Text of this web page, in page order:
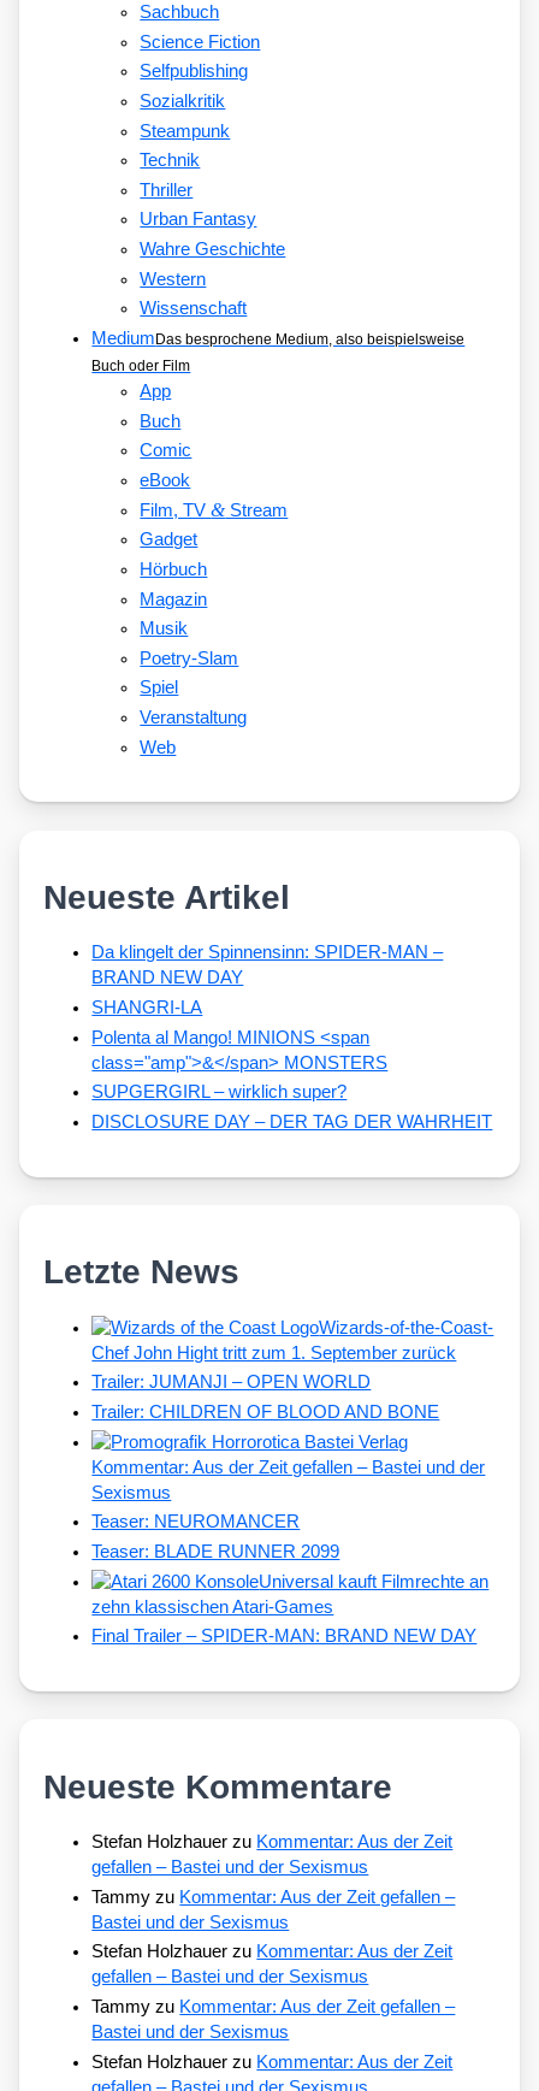
Sachbuch
Science Fiction
Selfpublishing
Sozialkritik
Steampunk
Technik
Thriller
Urban Fantasy
Wahre Geschichte
Western
Wissenschaft
Medium Das besprochene Medium, also beispielsweise
Buch oder Film
App
Buch
Comic
eBook
Film, TV&Stream
Gadget
Hörbuch
Magazin
Musik
Poetry-Slam
Spiel
Veranstaltung
Web
Neueste Artikel
Da klingelt der Spinnensinn: SPIDER-MAN –
BRAND NEW DAY
SHANGRI-LA
Polenta al Mango! MINIONS <span
class="amp">&</span> MONSTERS
SUPGERGIRL – wirklich super?
DISCLOSURE DAY – DER TAG DER WAHRHEIT
Letzte News
Wizards-of-the-Coast-
Chef John Hight tritt zum 1. September zurück
Trailer: JUMANJI – OPEN WORLD
Trailer: CHILDREN OF BLOOD AND BONE
Kommentar: Aus der Zeit gefallen – Bastei und der
Sexismus
Teaser: NEUROMANCER
Teaser: BLADE RUNNER 2099
Universal kauft Filmrechte an
zehn klassischen Atari-Games
Final Trailer – SPIDER-MAN: BRAND NEW DAY
Neueste Kommentare
Stefan Holzhauer zu Kommentar: Aus der Zeit
gefallen – Bastei und der Sexismus
Tammy zu Kommentar: Aus der Zeit gefallen –
Bastei und der Sexismus
Stefan Holzhauer zu Kommentar: Aus der Zeit
gefallen – Bastei und der Sexismus
Tammy zu Kommentar: Aus der Zeit gefallen –
Bastei und der Sexismus
Stefan Holzhauer zu Kommentar: Aus der Zeit
gefallen – Bastei und der Sexismus